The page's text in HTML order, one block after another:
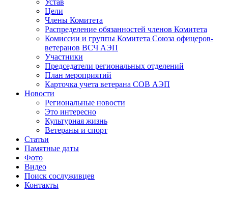
Цели
Члены Комитета
Распределение обязанностей членов Комитета
Комиссии и группы Комитета Союза офицеров-
ветеранов ВСЧ АЭП
Участники
Председатели региональных отделений
План мероприятий
Карточка учета ветерана CОВ АЭП
Новости
Региональные новости
Это интересно
Культурная жизнь
Ветераны и спорт
Статьи
Памятные даты
Фото
Видео
Поиск сослуживцев
Контакты